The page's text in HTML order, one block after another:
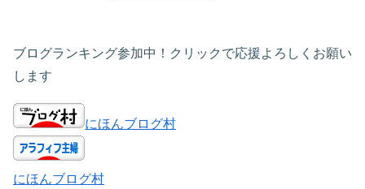
ブログランキング参加中！クリックで応援よろしくお願い
します
にほんブログ村
にほんブログ村